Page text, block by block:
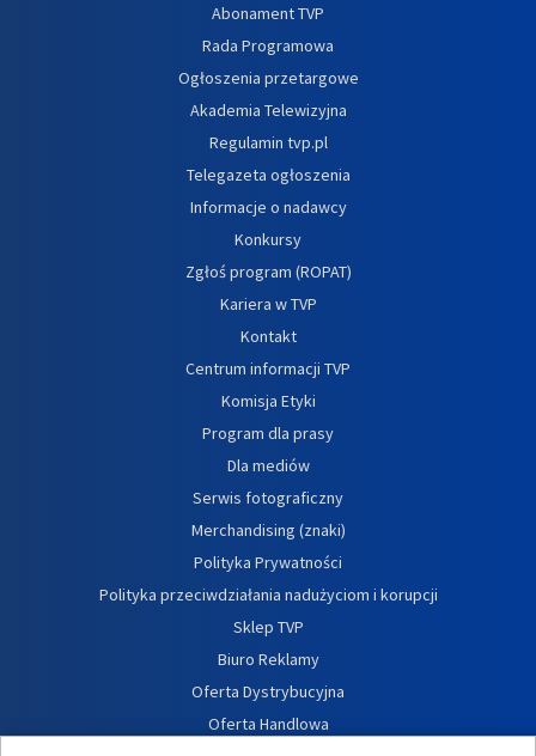
Abonament TVP
Rada Programowa
Ogłoszenia przetargowe
Akademia Telewizyjna
Regulamin tvp.pl
Telegazeta ogłoszenia
Informacje o nadawcy
Konkursy
Zgłoś program (ROPAT)
Kariera w TVP
Kontakt
Centrum informacji TVP
Komisja Etyki
Program dla prasy
Dla mediów
Serwis fotograficzny
Merchandising (znaki)
Polityka Prywatności
Polityka przeciwdziałania nadużyciom i korupcji
Sklep TVP
Biuro Reklamy
Oferta Dystrybucyjna
Oferta Handlowa